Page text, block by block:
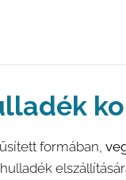
formában,